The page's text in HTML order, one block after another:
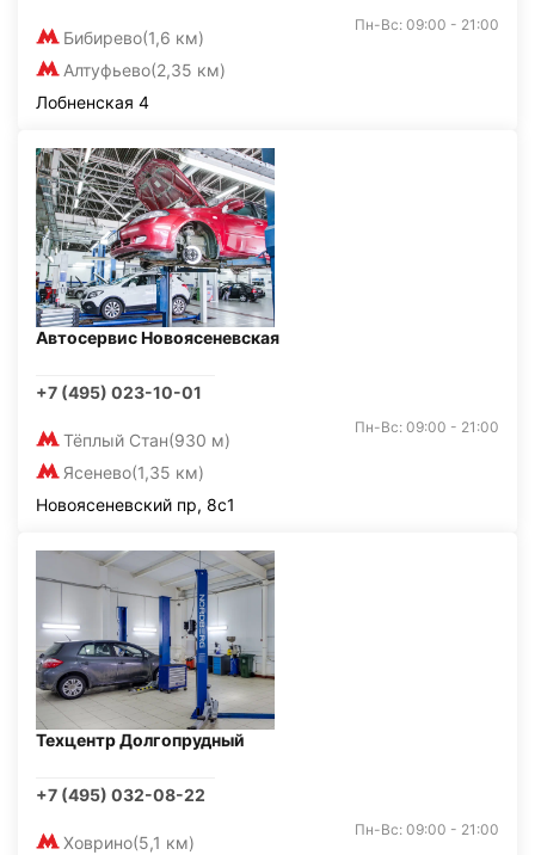
Бибирево(1,6 км)
Алтуфьево(2,35 км)
Пн-Вс: 09:00 - 21:00
Лобненская 4
Автосервис Новоясеневская
+7 (495) 023-10-01
Тёплый Стан(930 м)
Ясенево(1,35 км)
Пн-Вс: 09:00 - 21:00
Новоясеневский пр, 8с1
Техцентр Долгопрудный
+7 (495) 032-08-22
Ховрино(5,1 км)
Пн-Вс: 09:00 - 21:00